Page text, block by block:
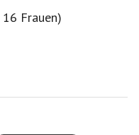
16 Frauen)